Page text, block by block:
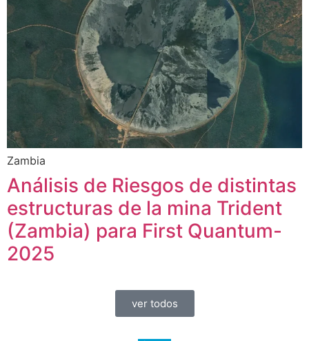
Zambia
Análisis de Riesgos de distintas
estructuras de la mina Trident
(Zambia) para First Quantum-
2025
ver todos